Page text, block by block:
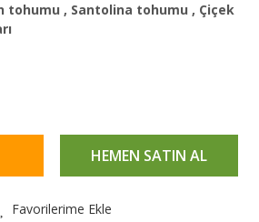
tohumu , Santolina tohumu , Çiçek
HEMEN SATIN AL
Favorilerime Ekle